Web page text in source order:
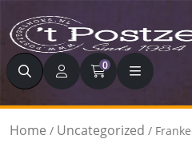
Zoeken 0
Home / Uncategorized /